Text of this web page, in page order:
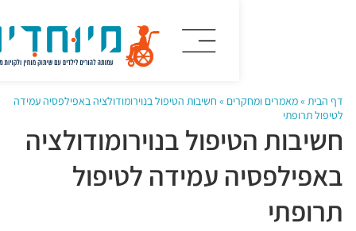
מאמרים ומחקרים»חשיבות הטיפול בנוירומודולציה באפילפסיה עמידה
הטיפול בנוירומודולציה
עמידה לטיפול